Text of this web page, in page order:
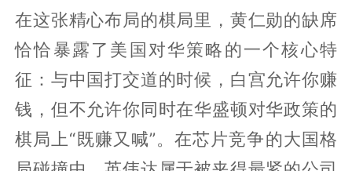
在这张精心布局的棋局里，黄仁勋的缺席
恰恰暴露了美国对华策略的一个核心特
征：与中国打交道的时候，白宫允许你赚
钱，但不允许你同时在华盛顿对华政策的
棋局上“既赚又喊”。在芯片竞争的大国格